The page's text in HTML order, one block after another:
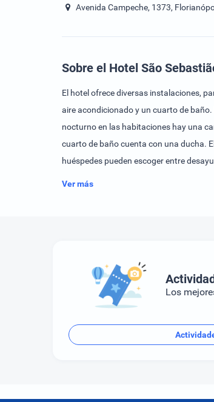
Avenida Campeche, 1373,
Sobre el Hotel São
El hotel ofrece diversas instalaciones,
aire acondicionado y un cuarto de
nocturno en las habitaciones hay una
cuarto de baño cuenta con una ducha.
huéspedes pueden escoger entre
Ver más
Los